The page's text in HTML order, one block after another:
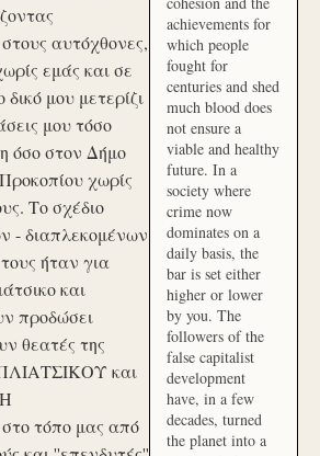
αυτόχθονες,
εμάς και σε
μου μετερίζι
μου τόσο
όσο στον Δήμο
χωρίς
Το σχέδιο
- διαπλεκομένων
ήταν για
και
προδώσει
θεατές της
και
τόπο μας από
achievements for
which people
fought for
centuries and shed
much blood does
not ensure a
viable and healthy
future. In a
society where
crime now
dominates on a
daily basis, the
bar is set either
higher or lower
by you. The
followers of the
false capitalist
development
have, in a few
decades, turned
the planet into a